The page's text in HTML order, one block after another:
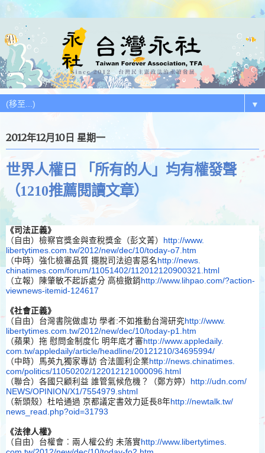
▼
2012年12月10日 星期一
世界人權日 「所有的人」均有權發聲
（1210推薦閱讀文章）
《司法正義》
（自由）檢察官獎金與查稅獎金（彭文菁）
http://www.
libertytimes.com.tw/2012/new/dec/10/today-o7.htm
（中時）強化檢審品質 擺脫司法迫害惡名 http://news.
chinatimes.com/forum/11051402/112012120900321.html
（立報）陳肇敏不起訴處分 高檢撤銷 http://www.lihpao.com/?action-
viewnews-itemid-124617
《社會正義》
（自由）台灣書院做虛功 學者:不如推動台灣研究http://www.
libertytimes.com.tw/2012/new/dec/10/today-p1.htm
（蘋果）拖 慰問金制度化 明年底才審 http://www.appledaily.
com.tw/appledaily/article/headline/20121210/34695994/
（中時）馬英九獨家專訪 合法圖利企業 http://news.chinatimes.
com/politics/11050202/122012121000096.html
（聯合）各國只顧利益 誰管氣候危機？（鄭方婷）
http://udn.com/
NEWS/OPINION/X1/7554979.shtml
（新頭殼）杜哈通過 京都議定書效力延長8年 http://newtalk.tw/
news_read.php?oid=31793
《法律人權》
（自由）台權會︰兩人權公約 未落實 http://www.libertytimes.